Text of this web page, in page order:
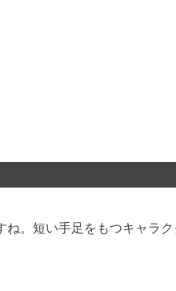
。短い手足をもつキャラ